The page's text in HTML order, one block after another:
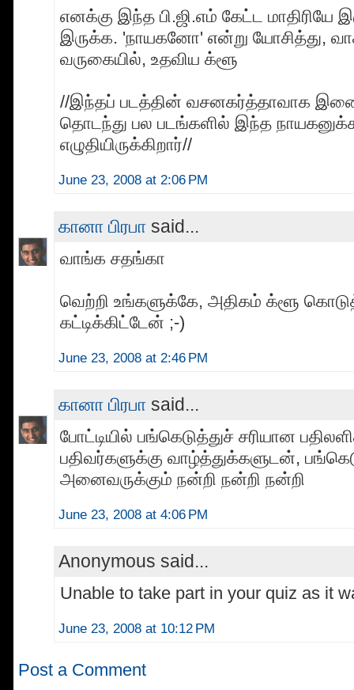
எனக்கு இந்த பி.ஜி.எம் கேட்ட மாதிரியே
இருக்க. 'நாயகனோ' என்று யோசித்து,
வருகையில், உதவிய க்ளூ
//இந்தப் படத்தின் வசனகர்த்தாவாக
தொடந்து பல படங்களில் இந்த
எழுதியிருக்கிறார்//
June 23, 2008 at 2:06 PM
கானா பிரபா said...
வாங்க சதங்கா
வெற்றி உங்களுக்கே, அதிகம் க்ளூ
கட்டிக்கிட்டேன் ;-)
June 23, 2008 at 2:46 PM
கானா பிரபா said...
போட்டியில் பங்கெடுத்துச் சரியான
பதிவர்களுக்கு வாழ்த்துக்களுடன்,
அனைவருக்கும் நன்றி நன்றி நன்றி
June 23, 2008 at 4:06 PM
Anonymous said...
Unable to take part in your quiz as it
June 23, 2008 at 10:12 PM
Post a Comment